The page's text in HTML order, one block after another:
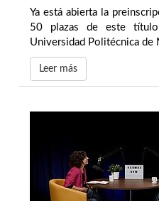
Ya está abierta la
50 plazas de este
Universidad Politécnica de
Leer más